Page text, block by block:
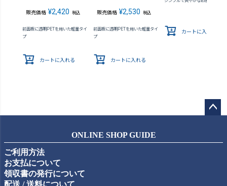
販売価格 ¥2,420 税込
前面板に透明PETを用いた軽量タイ
プ
カートに入れる
販売価格 ¥2,530 税込
前面板に透明PETを用いた軽量タイ
プ
カートに入れる
カートに入れる
ップ
ONLINE SHOP GUIDE
ご利用方法
お支払について
領収書の発行について